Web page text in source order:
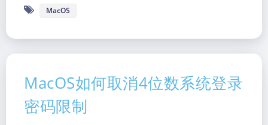
暗黑模式
Sans Serif Serif
MacOS
MacOS如何取消4位数系统登录
密码限制